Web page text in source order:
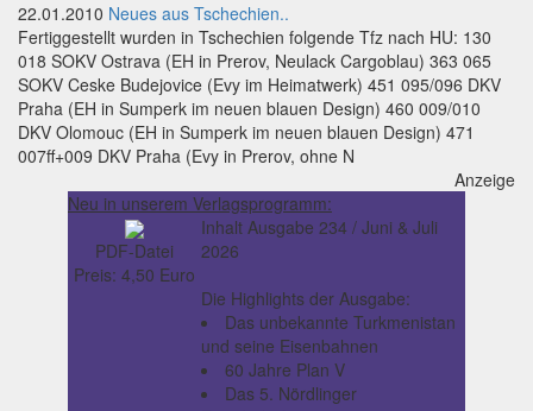
22.01.2010 Neues aus Tschechien..
Fertiggestellt wurden in Tschechien folgende Tfz nach HU: 130
018 SOKV Ostrava (EH in Prerov, Neulack Cargoblau) 363 065
SOKV Ceske Budejovice (Evy im Heimatwerk) 451 095/096 DKV
Praha (EH in Sumperk im neuen blauen Design) 460 009/010
DKV Olomouc (EH in Sumperk im neuen blauen Design) 471
007ff+009 DKV Praha (Evy in Prerov, ohne N
Anzeige
Neu in unserem Verlagsprogramm:
PDF-Datei
Preis: 4,50 Euro
Inhalt Ausgabe 234 / Juni & Juli
2026
Die Highlights der Ausgabe:
Das unbekannte Turkmenistan
und seine Eisenbahnen
60 Jahre Plan V
Das 5. Nördlinger